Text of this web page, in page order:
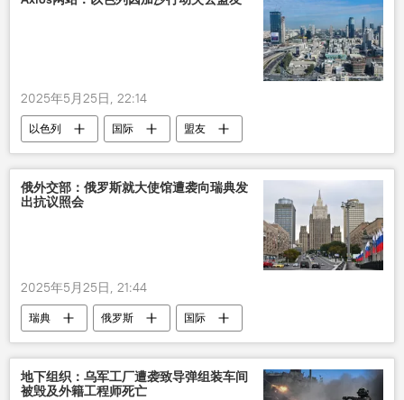
2025年5月25日, 22:14
以色列 国际 盟友
俄外交部：俄罗斯就大使馆遭袭向瑞典发
出抗议照会
2025年5月25日, 21:44
瑞典 俄罗斯 国际
地下组织：乌军工厂遭袭致导弹组装车间
被毁及外籍工程师死亡